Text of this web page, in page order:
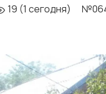
19 (1 сегодня)